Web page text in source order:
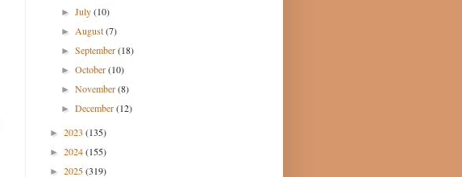
►July(10)
►August(7)
►September(18)
►October(10)
►November(8)
►December(12)
► 2023 (135)
► 2024(155)
► 2025(319)